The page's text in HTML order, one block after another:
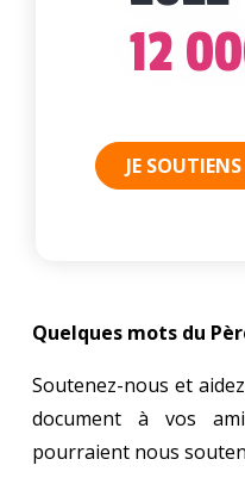
12
JE
Quelques mots du
Soutenez-nous et
document à vos
pourraient nous